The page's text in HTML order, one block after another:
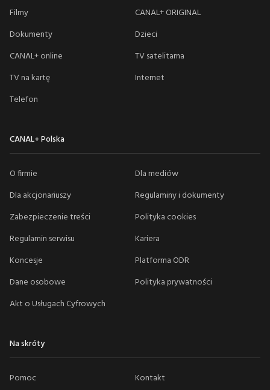
Filmy
CANAL+ ORIGINAL
Dokumenty
Dzieci
CANAL+ online
TV satelitarna
TV na kartę
Internet
Telefon
CANAL+ Polska
O firmie
Dla mediów
Dla akcjonariuszy
Regulaminy i dokumenty
Zabezpieczenie treści
Polityka cookies
Regulamin serwisu
Kariera
Koncesje
Platforma ODR
Dane osobowe
Polityka prywatności
Akt o Usługach Cyfrowych
Na skróty
Pomoc
Kontakt